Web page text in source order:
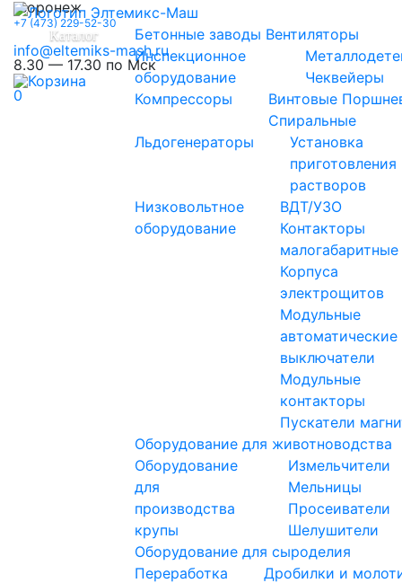
Воронеж
+7 (473) 229-52-30
info@eltemiks-mash.ru
8.30 — 17.30 по Мск
0
Каталог Бетонные заводы Вентиляторы
Инспекционное
оборудование
Чеквейеры
Компрессоры
Винтовые
Спиральные
Льдогенераторы
Установка
приготовления
растворов
Низковольтное
оборудование
ВДТ/УЗО
Контакторы
малогабаритные
Корпуса
электрощитов
Модульные
автоматические
выключатели
Модульные
контакторы
Пускатели
Оборудование для животноводства
Оборудование
для
производства
крупы
Измельчители
Мельницы
Просеиватели
Шелушители
Оборудование для сыроделия
Переработка
Дробилки и